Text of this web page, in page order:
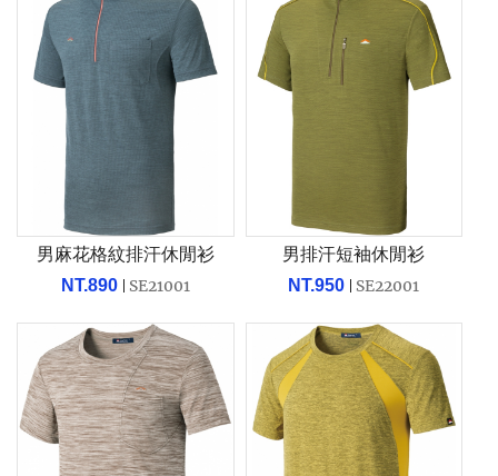
男麻花格紋排汗休閒衫
NT.890 SE21001
男排汗短袖休閒衫
NT.950 SE22001